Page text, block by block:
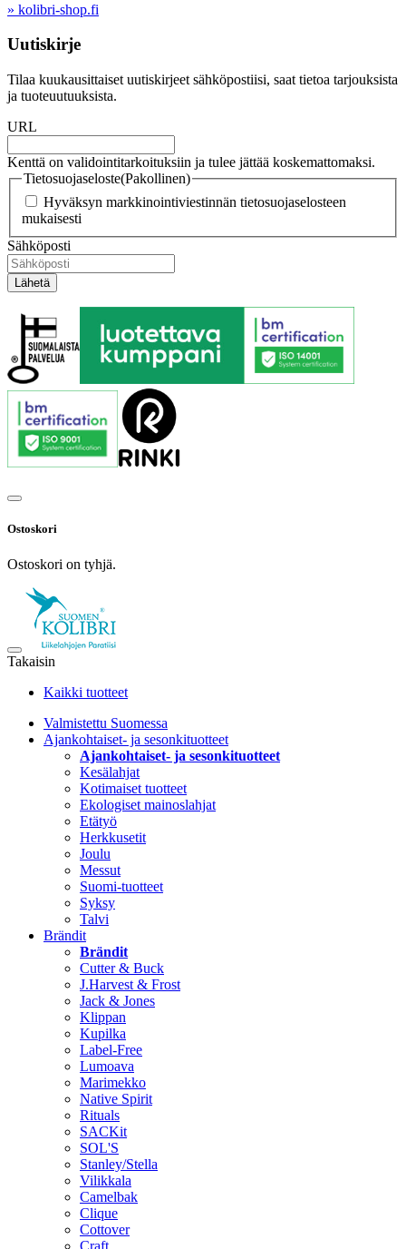
» kolibri-shop.fi
Uutiskirje
Tilaa kuukausittaiset uutiskirjeet sähköpostiisi, saat tietoa tarjouksista
ja tuoteuutuuksista.
URL
Kenttä on validointitarkoituksiin ja tulee jättää koskemattomaksi.
Tietosuojaseloste(Pakollinen)
Hyväksyn markkinointiviestinnän tietosuojaselosteen
mukaisesti
Sähköposti
Ostoskori
Ostoskori on tyhjä.
Takaisin
Kaikki tuotteet
Valmistettu Suomessa
Ajankohtaiset- ja sesonkituotteet
Ajankohtaiset- ja sesonkituotteet
Kesälahjat
Kotimaiset tuotteet
Ekologiset mainoslahjat
Etätyö
Herkkusetit
Joulu
Messut
Suomi-tuotteet
Syksy
Talvi
Brändit
Brändit
Cutter & Buck
J.Harvest & Frost
Jack & Jones
Klippan
Kupilka
Label-Free
Lumoava
Marimekko
Native Spirit
Rituals
SACKit
SOL'S
Stanley/Stella
Vilikkala
Camelbak
Clique
Cottover
Craft